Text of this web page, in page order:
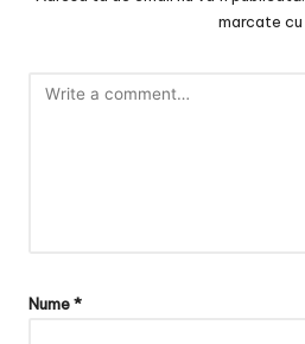
marcate cu
Nume*